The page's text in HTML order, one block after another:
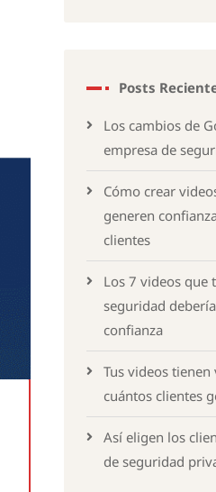
Posts
Los cambios de
empresa de
Cómo crear
generen
clientes
Los 7 videos que
seguridad
confianza
Tus videos
cuántos clientes
Así eligen los
de seguridad